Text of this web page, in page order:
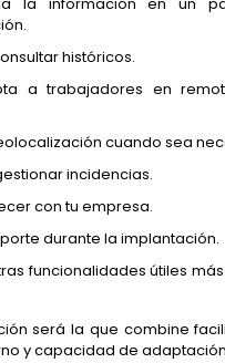
la información en un
históricos.
a trabajadores en
cuando sea
incidencias.
con tu empresa.
durante la implantación.
funcionalidades útiles
será la que combine
y capacidad de